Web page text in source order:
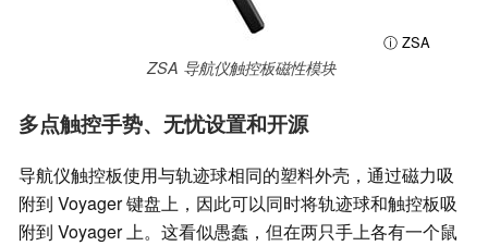
ⓘ ZSA
ZSA 导航仪触控板磁性模块
多点触控手势、无忧设置和开源
导航仪触控板使用与轨迹球相同的塑料外壳，通过磁力吸
附到 Voyager 键盘上，因此可以同时将轨迹球和触控板吸
附到 Voyager 上。这看似愚蠢，但在两只手上各有一个鼠